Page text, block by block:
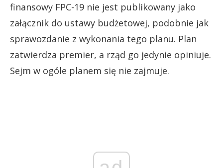
finansowy FPC-19 nie jest publikowany jako
załącznik do ustawy budżetowej, podobnie jak
sprawozdanie z wykonania tego planu. Plan
zatwierdza premier, a rząd go jedynie opiniuje.
Sejm w ogóle planem się nie zajmuje.